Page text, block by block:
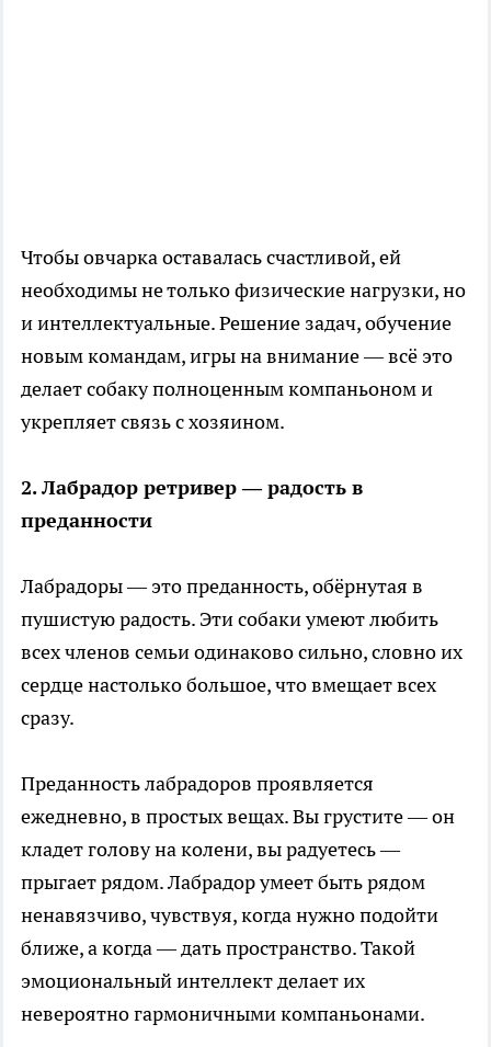
Чтобы овчарка оставалась счастливой, ей
необходимы не только физические нагрузки, но
и интеллектуальные. Решение задач, обучение
новым командам, игры на внимание — всё это
делает собаку полноценным компаньоном и
укрепляет связь с хозяином.
2. Лабрадор ретривер — радость в
преданности
Лабрадоры — это преданность, обёрнутая в
пушистую радость. Эти собаки умеют любить
всех членов семьи одинаково сильно, словно их
сердце настолько большое, что вмещает всех
сразу.
Преданность лабрадоров проявляется
ежедневно, в простых вещах. Вы грустите — он
кладет голову на колени, вы радуетесь —
прыгает рядом. Лабрадор умеет быть рядом
ненавязчиво, чувствуя, когда нужно подойти
ближе, а когда — дать пространство. Такой
эмоциональный интеллект делает их
невероятно гармоничными компаньонами.